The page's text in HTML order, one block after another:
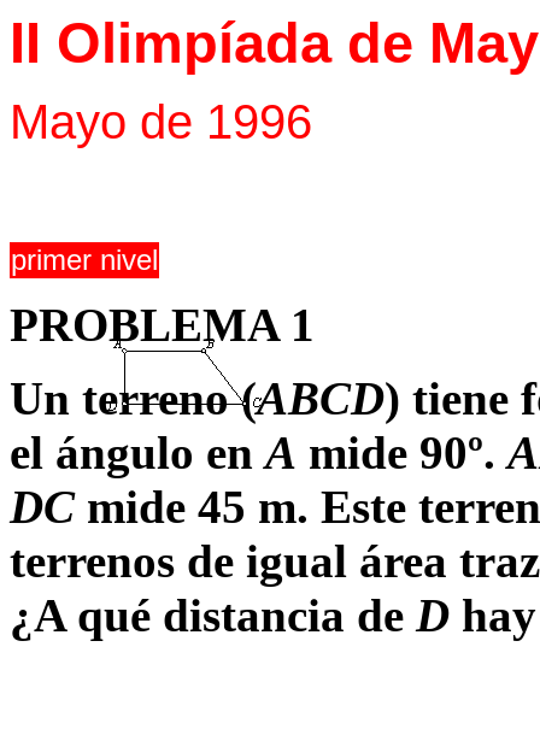
II Olimpíada de
Mayo de 1996
primer nivel
PROBLEMA 1
Un terreno (ABCD) tiene
el ángulo enA mide 90º.
DCmide 45 m. Este
terrenos de igual área
¿A qué distancia de D